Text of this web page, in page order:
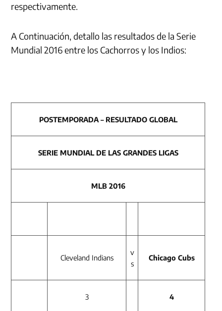
respectivamente.
A Continuación, detallo las resultados de la Serie
Mundial 2016 entre los Cachorros y los Indios:
POSTEMPORADA – RESULTADO GLOBAL
SERIE MUNDIAL DE LAS GRANDES LIGAS
MLB 2016
Cleveland Indians
v
s
Chicago Cubs
3 4